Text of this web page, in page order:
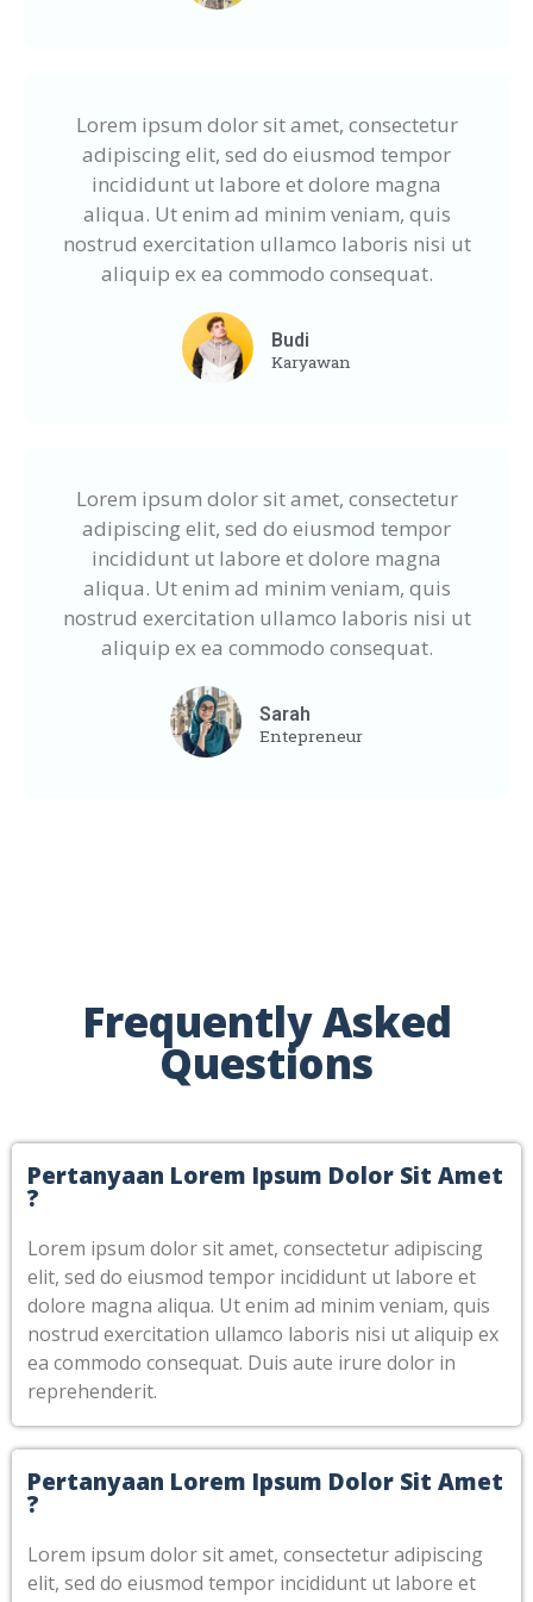
Lorem ipsum dolor sit amet, consectetur
adipiscing elit, sed do eiusmod tempor
incididunt ut labore et dolore magna
aliqua. Ut enim ad minim veniam, quis
nostrud exercitation ullamco laboris nisi ut
aliquip ex ea commodo consequat.
Budi
Karyawan
Lorem ipsum dolor sit amet, consectetur
adipiscing elit, sed do eiusmod tempor
incididunt ut labore et dolore magna
aliqua. Ut enim ad minim veniam, quis
nostrud exercitation ullamco laboris nisi ut
aliquip ex ea commodo consequat.
Sarah
Entepreneur
Frequently Asked
Questions
Pertanyaan Lorem Ipsum Dolor Sit Amet
?
Lorem ipsum dolor sit amet, consectetur adipiscing
elit, sed do eiusmod tempor incididunt ut labore et
dolore magna aliqua. Ut enim ad minim veniam, quis
nostrud exercitation ullamco laboris nisi ut aliquip ex
ea commodo consequat. Duis aute irure dolor in
reprehenderit.
Pertanyaan Lorem Ipsum Dolor Sit Amet
?
Lorem ipsum dolor sit amet, consectetur adipiscing
elit, sed do eiusmod tempor incididunt ut labore et